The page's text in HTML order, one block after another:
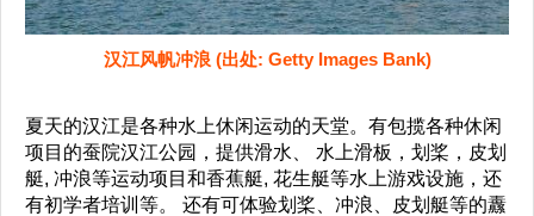
汉江风帆冲浪 (出处: Getty Images Bank)
夏天的汉江是各种水上休闲运动的天堂。有包揽各种休闲
项目的蚕院汉江公园，提供滑水、 水上滑板，划桨，皮划
艇, 冲浪等运动项目和香蕉艇, 花生艇等水上游戏设施，还
有初学者培训等。 还有可体验划桨、冲浪、皮划艇等的纛